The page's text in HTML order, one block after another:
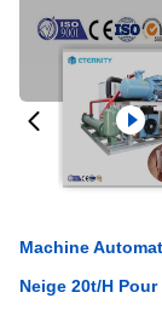
Machine
Neige 20t/H